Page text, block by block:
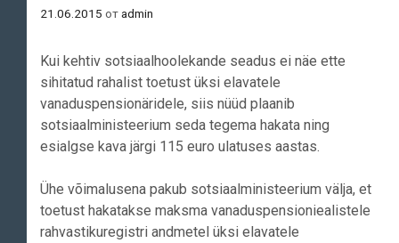
21.06.2015 отadmin
Kui kehtiv sotsiaalhoolekande seadus ei näe ette
sihitatud rahalist toetust üksi elavatele
vanaduspensionäridele, siis nüüd plaanib
sotsiaalministeerium seda tegema hakata ning
esialgse kava järgi 115 euro ulatuses aastas.
Ühe võimalusena pakub sotsiaalministeerium välja, et
toetust hakatakse maksma vanaduspensioniealistele
rahvastikuregistri andmetel üksi elavatele